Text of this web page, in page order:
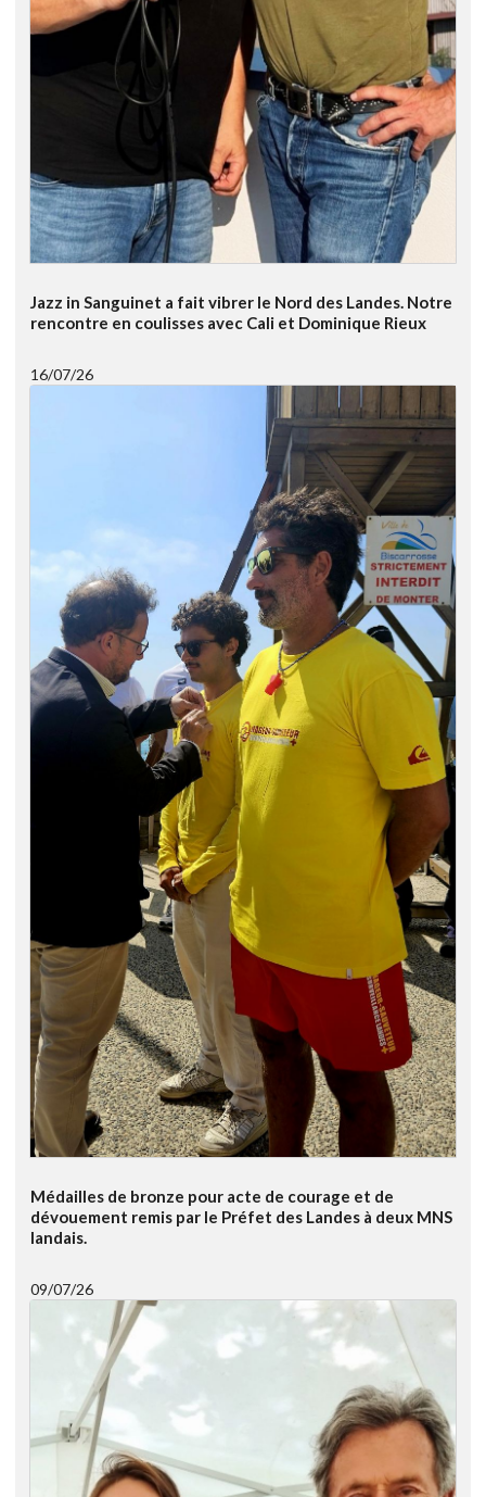
Jazz in Sanguinet a fait vibrer le Nord des Landes. Notre
rencontre en coulisses avec Cali et Dominique Rieux
16/07/26
Médailles de bronze pour acte de courage et de
dévouement remis par le Préfet des Landes à deux MNS
landais.
09/07/26